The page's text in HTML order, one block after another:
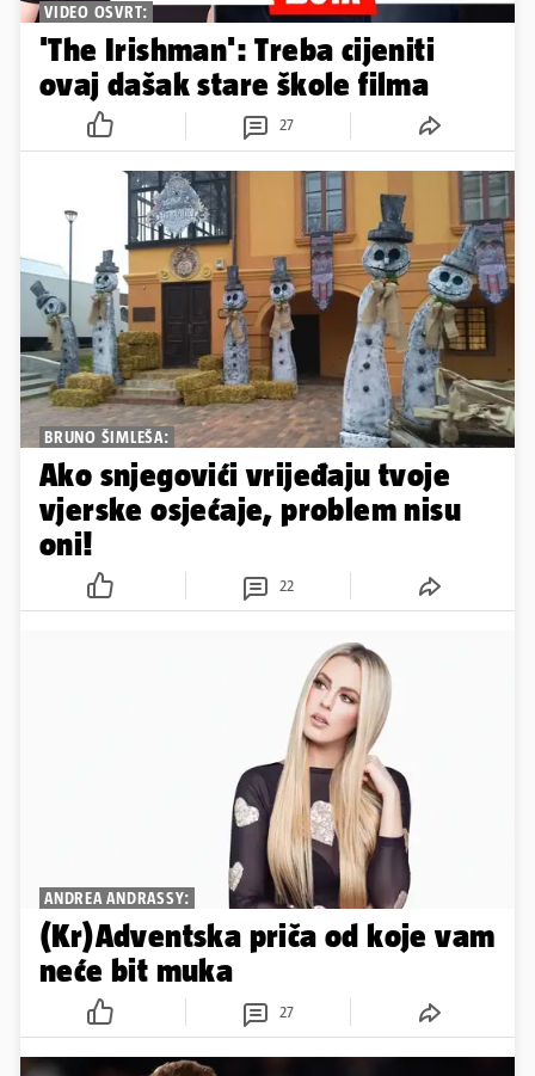
VIDEO OSVRT:
'The Irishman': Treba cijeniti
ovaj dašak stare škole filma
27
BRUNO ŠIMLEŠA:
Ako snjegovići vrijeđaju tvoje
vjerske osjećaje, problem nisu
oni!
22
ANDREA ANDRASSY:
(Kr)Adventska priča od koje vam
neće bit muka
27